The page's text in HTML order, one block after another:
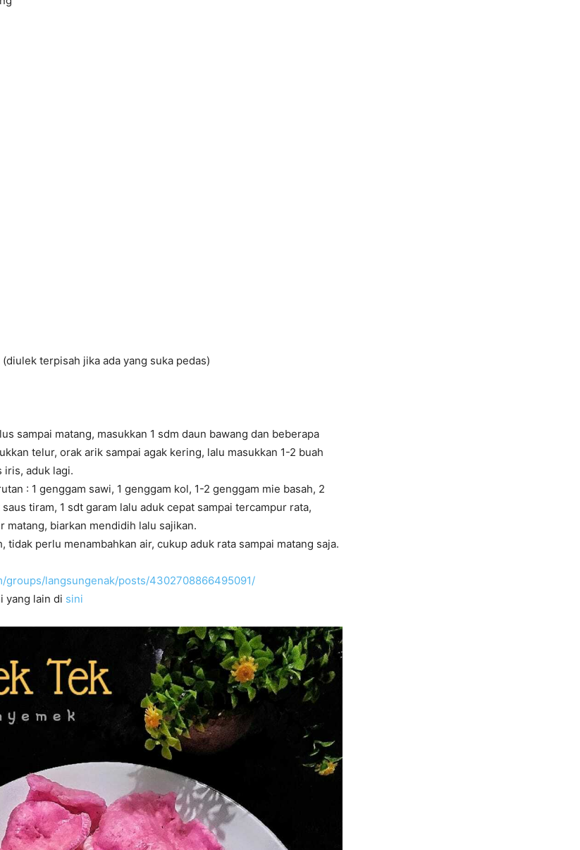
terpisah jika ada yang suka pedas)
sampai matang, masukkan 1 sdm daun bawang dan beberapa
telur, orak arik sampai agak kering, lalu masukkan 1-2 buah
iris, aduk lagi.
: 1 genggam sawi, 1 genggam kol, 1-2 genggam mie basah, 2
tiram, 1 sdt garam lalu aduk cepat sampai tercampur rata,
matang, biarkan mendidih lalu sajikan.
tidak perlu menambahkan air, cukup aduk rata sampai matang saja.
groups/langsungenak/posts/4302708866495091/
yang lain di sini